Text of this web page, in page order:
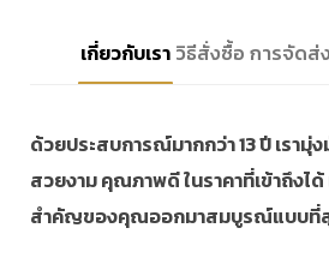
เกี่ยวกับเรา วิธีสั่งซื้อ การจัดส่ง
ด้วยประสบการณ์มากกว่า 13 ปี เรา
สวยงาม คุณภาพดี ในราคาที่เข้าถึงไ
สำคัญของคุณออกมาสมบูรณ์แบบที่